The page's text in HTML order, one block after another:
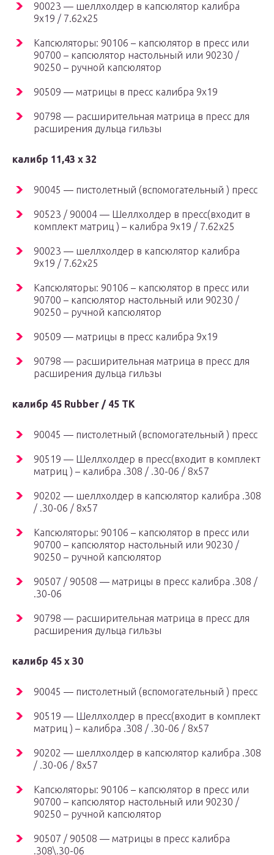
90023 — шеллхолдер в капсюлятор калибра
9х19 / 7.62х25
Капсюляторы: 90106 – капсюлятор в пресс или
90700 – капсюлятор настольный или 90230 /
90250 – ручной капсюлятор
90509 — матрицы в пресс калибра 9х19
90798 — расширительная матрица в пресс для
расширения дульца гильзы
калибр 11,43 х 32
90045 — пистолетный (вспомогательный ) пресс
90523 / 90004 — Шеллхолдер в пресс(входит в
комплект матриц ) – калибра 9х19 / 7.62х25
90023 — шеллхолдер в капсюлятор калибра
9х19 / 7.62х25
Капсюляторы: 90106 – капсюлятор в пресс или
90700 – капсюлятор настольный или 90230 /
90250 – ручной капсюлятор
90509 — матрицы в пресс калибра 9х19
90798 — расширительная матрица в пресс для
расширения дульца гильзы
калибр 45 Rubber / 45 ТК
90045 — пистолетный (вспомогательный ) пресс
90519 — Шеллхолдер в пресс(входит в комплект
матриц ) – калибра .308 / .30-06 / 8х57
90202 — шеллхолдер в капсюлятор калибра .308
/ .30-06 / 8х57
Капсюляторы: 90106 – капсюлятор в пресс или
90700 – капсюлятор настольный или 90230 /
90250 – ручной капсюлятор
90507 / 90508 — матрицы в пресс калибра .308 /
.30-06
90798 — расширительная матрица в пресс для
расширения дульца гильзы
калибр 45 х 30
90045 — пистолетный (вспомогательный ) пресс
90519 — Шеллхолдер в пресс(входит в комплект
матриц ) – калибра .308 / .30-06 / 8х57
90202 — шеллхолдер в капсюлятор калибра .308
/ .30-06 / 8х57
Капсюляторы: 90106 – капсюлятор в пресс или
90700 – капсюлятор настольный или 90230 /
90250 – ручной капсюлятор
90507 / 90508 — матрицы в пресс калибра
.308\.30-06